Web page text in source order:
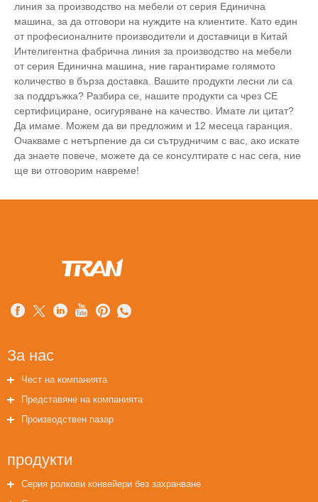
линия за производство на мебели от серия Единична
машина, за да отговори на нуждите на клиентите. Като един
от професионалните производители и доставчици в Китай
Интелигентна фабрична линия за производство на мебели
от серия Единична машина, ние гарантираме голямото
количество в бърза доставка. Вашите продукти лесни ли са
за поддръжка? Разбира се, нашите продукти са чрез CE
сертифициране, осигуряване на качество. Имате ли цитат?
Да имаме. Можем да ви предложим и 12 месеца гаранция.
Очакваме с нетърпение да си сътрудничим с вас, ако искате
да знаете повече, можете да се консултирате с нас сега, ние
ще ви отговорим навреме!
За нас
Чест на компанията
Представяне на компанията
Производствен пазар
продукти
Серия ролкови конвейери без захранване